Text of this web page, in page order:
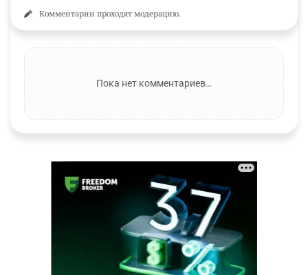
Комментарии проходят модерацию.
Пока нет комментариев…